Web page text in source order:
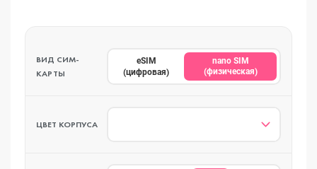
ВИД СИМ-
КАРТЫ
eSIM
(цифровая)
nano SIM
(физическая)
ЦВЕТ КОРПУСА